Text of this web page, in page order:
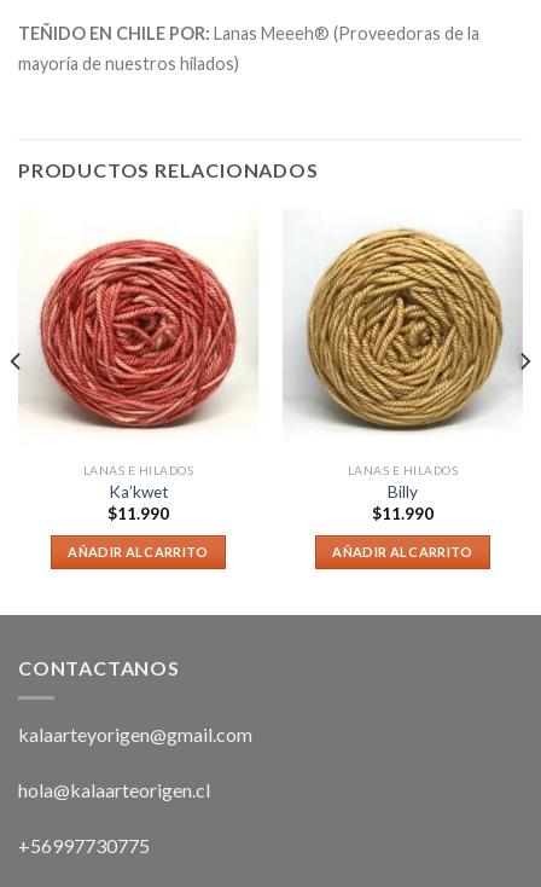
TEÑIDO EN CHILE POR: Lanas Meeeh® (Proveedoras de la
mayoría de nuestros hilados)
PRODUCTOS RELACIONADOS
LANAS E HILADOS
Ka’kwet
$11.990
AÑADIR AL CARRITO
LANAS E HILADOS
Billy
$11.990
AÑADIR AL CARRITO
CONTACTANOS
kalaarteyorigen@gmail.com
hola@kalaarteorigen.cl
+56997730775